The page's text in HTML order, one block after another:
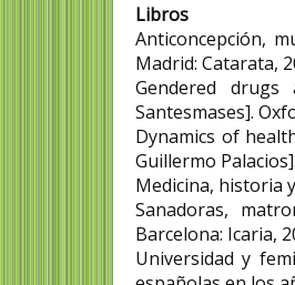
Libros
Anticoncepción,
Madrid: Catarata,
Gendered drugs
Santesmases].
Dynamics of
Guillermo
Medicina, historia
Sanadoras,
Barcelona: Icaria,
Universidad y